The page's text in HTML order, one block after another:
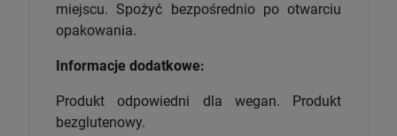
miejscu. Spożyć bezpośrednio po otwarciu
opakowania.
Informacje dodatkowe:
Produkt odpowiedni dla wegan. Produkt
bezglutenowy.